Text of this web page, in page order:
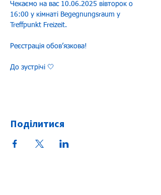
Чекаємо на вас 10.06.2025 вівторок о
16:00 у кімнаті Begegnungsraum у
Treffpunkt Freizeit.
Реєстрація обовʼязкова!
До зустрічі 🤍
Поділитися